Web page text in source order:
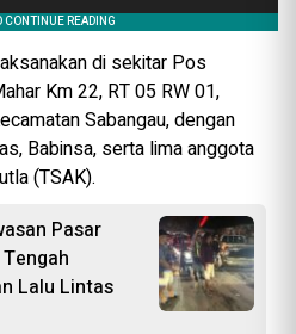
di sekitar Pos
Km 22, RT 05 RW 01,
Sabangau, dengan
Babinsa, serta lima anggota
(TSAK).
Pasar
Lalu Lintas